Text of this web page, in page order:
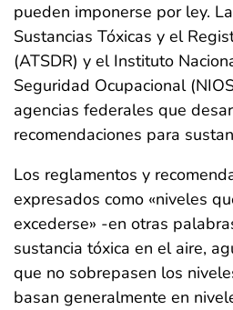
pueden imponerse por ley.
Sustancias Tóxicas y el
(ATSDR) y el Instituto
Seguridad Ocupacional
agencias federales que
recomendaciones para
Los reglamentos y
expresados como «niveles
excederse» -en otras
sustancia tóxica en el aire,
que no sobrepasen los
basan generalmente en